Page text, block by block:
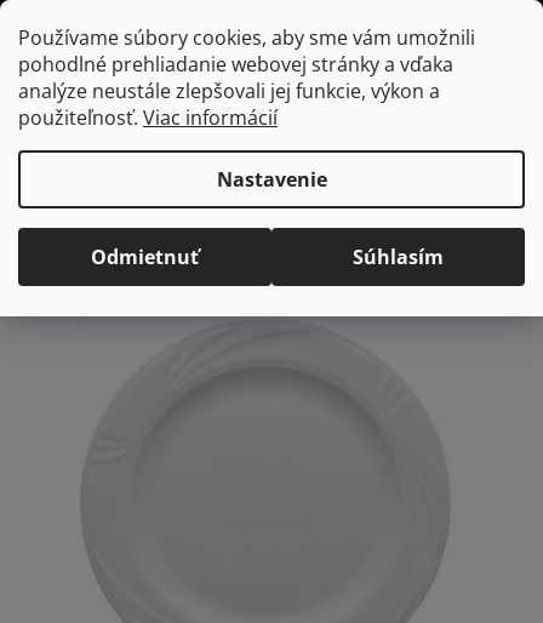
Používame súbory cookies, aby sme vám umožnili
pohodlné prehliadanie webovej stránky a vďaka
analýze neustále zlepšovali jej funkcie, výkon a
použiteľnosť. Viac informácií
Nastavenie
Odmietnuť Súhlasím
Prejsť
na
obsah
Hľadať
Domov
/ Vybavenie do jedálne / Stolovanie / Taniere / Dezertné
taniere
Arcadia dezertný tanier, 19 cm
Arcadia dezertný tanier, 19
cm
Priemerné
hodnotenie
Neohodnotené
Podrobnosti hodnotenia